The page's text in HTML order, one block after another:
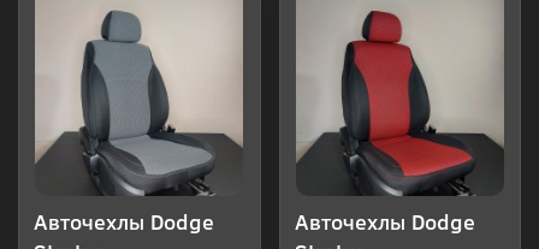
Авточехлы Dodge
Авточехлы Dodge